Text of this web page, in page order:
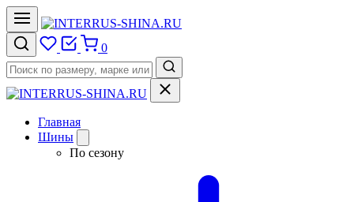
0
Главная
Шины
По сезону